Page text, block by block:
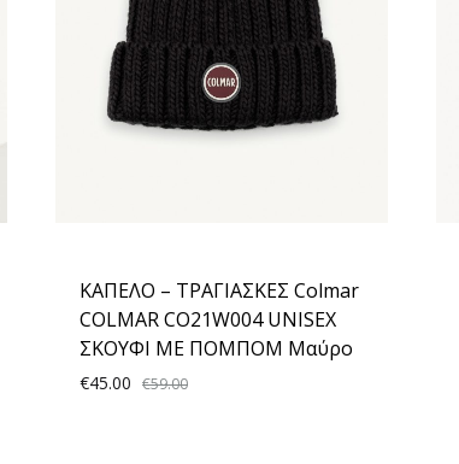
ΚΑΠΕΛΟ – ΤΡΑΓΙΑΣΚΕΣ Colmar
COLMAR CO21W004 UNISEX
ΣΚΟΥΦΙ ΜΕ ΠΟΜΠΟΜ Μαύρο
€45.00 €59.00